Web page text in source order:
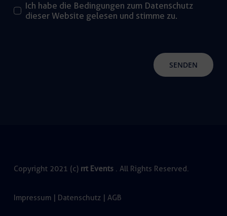
Ich habe die Bedingungen zum Datenschutz
dieser Website gelesen und stimme zu.
SENDEN
Copyright 2021 (c) rrt Events . All Rights Reserved.
Impressum| Datenschutz| AGB